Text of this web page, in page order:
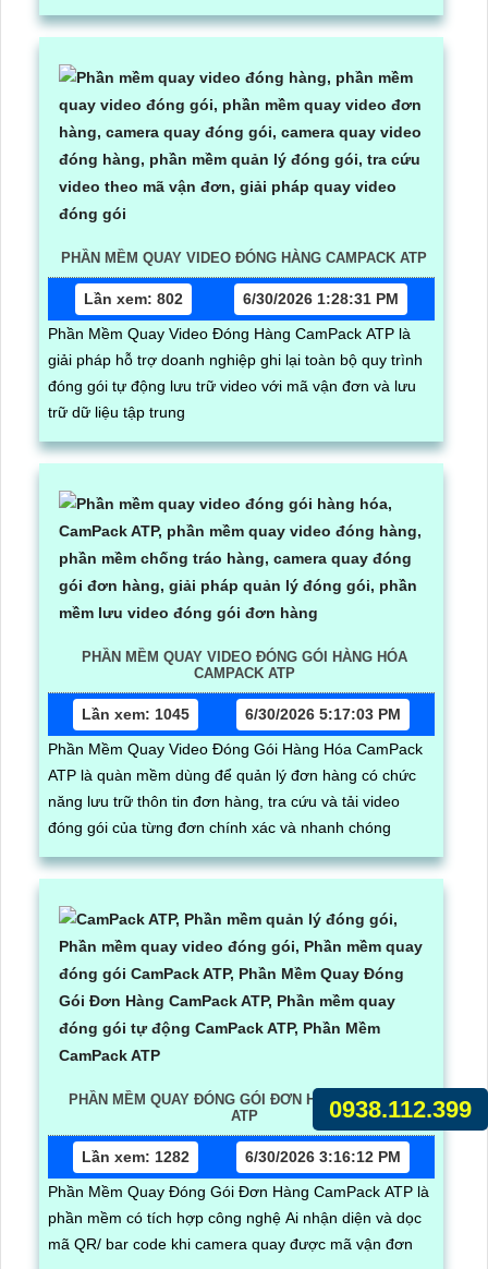
PHẦN MỀM QUAY VIDEO ĐÓNG HÀNG CAMPACK ATP
Lần xem: 802
6/30/2026 1:28:31 PM
Phần Mềm Quay Video Đóng Hàng CamPack ATP là
giải pháp hỗ trợ doanh nghiệp ghi lại toàn bộ quy trình
đóng gói tự động lưu trữ video với mã vận đơn và lưu
trữ dữ liệu tập trung
PHẦN MỀM QUAY VIDEO ĐÓNG GÓI HÀNG HÓA
CAMPACK ATP
Lần xem: 1045
6/30/2026 5:17:03 PM
Phần Mềm Quay Video Đóng Gói Hàng Hóa CamPack
ATP là quàn mềm dùng để quản lý đơn hàng có chức
năng lưu trữ thôn tin đơn hàng, tra cứu và tải video
đóng gói của từng đơn chính xác và nhanh chóng
PHẦN MỀM QUAY ĐÓNG GÓI ĐƠN HÀNG CAMPACK
ATP
Lần xem: 1282
6/30/2026 3:16:12 PM
Phần Mềm Quay Đóng Gói Đơn Hàng CamPack ATP là
phần mềm có tích hợp công nghệ Ai nhận diện và dọc
mã QR/ bar code khi camera quay được mã vận đơn
0938.112.399